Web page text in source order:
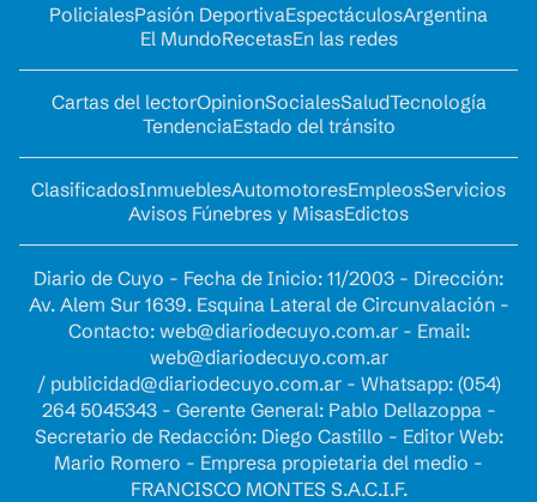
PolicialesPasión DeportivaEspectáculosArgentina
El MundoRecetasEn las redes
Cartas del lectorOpinionSocialesSaludTecnología
TendenciaEstado del tránsito
ClasificadosInmueblesAutomotoresEmpleosServicios
Avisos Fúnebres y MisasEdictos
Diario de Cuyo - Fecha de Inicio: 11/2003 - Dirección:
Av. Alem Sur 1639. Esquina Lateral de Circunvalación -
Contacto: web@diariodecuyo.com.ar- Email:
web@diariodecuyo.com.ar
/ publicidad@diariodecuyo.com.ar- Whatsapp: (054)
264 5045343 - Gerente General: Pablo Dellazoppa -
Secretario de Redacción: Diego Castillo - Editor Web:
Mario Romero - Empresa propietaria del medio -
FRANCISCO MONTES S.A.C.I.F.